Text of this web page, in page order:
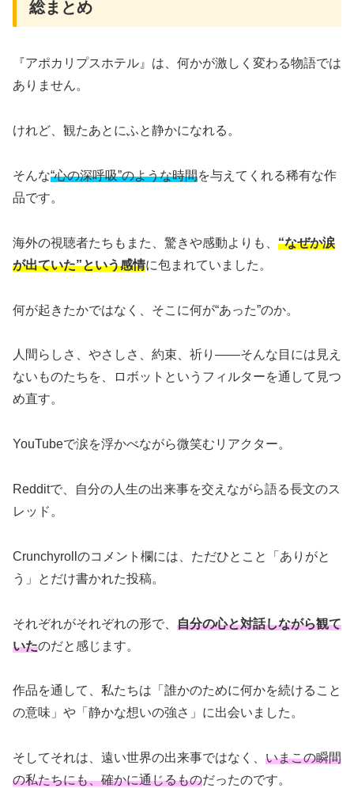
総まとめ
『アポカリプスホテル』は、何かが激しく変わる物語では
ありません。
けれど、観たあとにふと静かになれる。
そんな“心の深呼吸”のような時間を与えてくれる稀有な作
品です。
海外の視聴者たちもまた、驚きや感動よりも、 “なぜか涙
が出ていた”という感情に包まれていました。
何が起きたかではなく、そこに何が“あった”のか。
人間らしさ、やさしさ、約束、祈り――そんな目には見え
ないものたちを、ロボットというフィルターを通して見つ
め直す。
YouTubeで涙を浮かべながら微笑むリアクター。
Redditで、自分の人生の出来事を交えながら語る長文のス
レッド。
Crunchyrollのコメント欄には、ただひとこと「ありがと
う」とだけ書かれた投稿。
それぞれがそれぞれの形で、 自分の心と対話しながら観て
いたのだと感じます。
作品を通して、私たちは「誰かのために何かを続けること
の意味」や「静かな想いの強さ」に出会いました。
そしてそれは、遠い世界の出来事ではなく、 いまこの瞬間
の私たちにも、確かに通じるものだったのです。